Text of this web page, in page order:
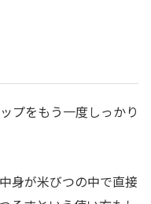
プをもう一度しっかり
身が米びつの中で直接